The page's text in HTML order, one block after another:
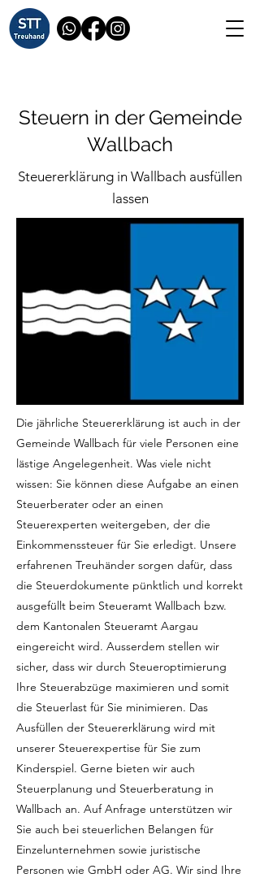
Steuern in der Gemeinde
Wallbach
Steuererklärung in Wallbach ausfüllen
lassen
Die jährliche Steuererklärung ist auch in der
Gemeinde Wallbach für viele Personen eine
lästige Angelegenheit. Was viele nicht
wissen: Sie können diese Aufgabe an einen
Steuerberater oder an einen
Steuerexperten weitergeben, der die
Einkommenssteuer für Sie erledigt. Unsere
erfahrenen Treuhänder sorgen dafür, dass
die Steuerdokumente pünktlich und korrekt
ausgefüllt beim Steueramt Wallbach bzw.
dem Kantonalen Steueramt Aargau
eingereicht wird. Ausserdem stellen wir
sicher, dass wir durch Steueroptimierung
Ihre Steuerabzüge maximieren und somit
die Steuerlast für Sie minimieren. Das
Ausfüllen der Steuererklärung wird mit
unserer Steuerexpertise für Sie zum
Kinderspiel. Gerne bieten wir auch
Steuerplanung und Steuerberatung in
Wallbach an. Auf Anfrage unterstützen wir
Sie auch bei steuerlichen Belangen für
Einzelunternehmen sowie juristische
Personen wie GmbH oder AG. Wir sind Ihre